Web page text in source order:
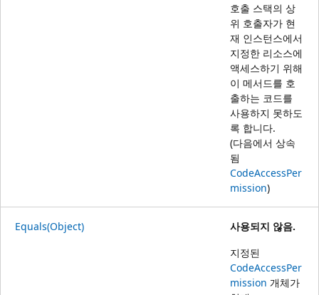
호출 스택의 상
위 호출자가 현
재 인스턴스에서
지정한 리소스에
액세스하기 위해
이 메서드를 호
출하는 코드를
사용하지 못하도
록 합니다.
(다음에서 상속
됨
CodeAccessPer
mission)
Equals(Object)
사용되지 않음.
지정된
CodeAccessPer
mission 개체가